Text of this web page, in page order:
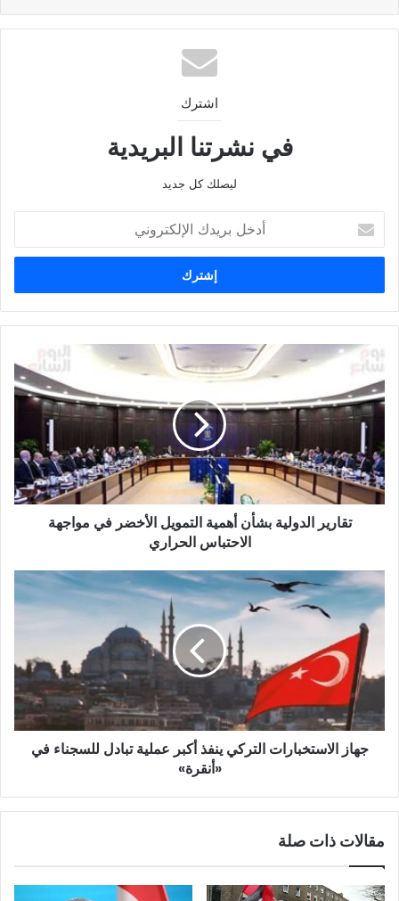
اشترك
في نشرتنا البريدية
ليصلك كل جديد
بريدك
الإلكتروني
تقارير
الدولية
بشأن
أهمية
التمويل
الأخضر
في
مواجهة
الاحتباس
الحراريتقارير الدولية بشأن أهمية التمويل الأخضر في مواجهة
الاحتباس الحراري
الاستخبارات
التركي
ينفذ
عملية
للسجناء
في
«أنقرة»
جهاز الاستخبارات التركي ينفذ أكبر عملية تبادل للسجناء في
«أنقرة»
مقالات ذات صلة